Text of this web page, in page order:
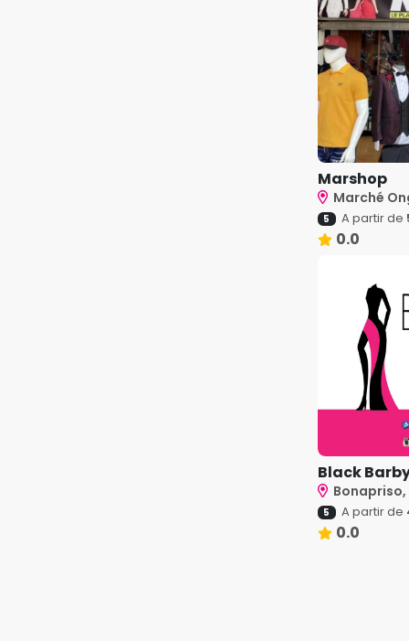
Marshop
Marché
5 A partir de
0.0
Black
5 A partir de
0.0